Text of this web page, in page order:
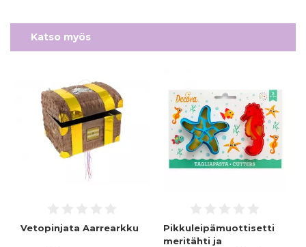
Katso myös
Vetopinjata Aarrearkku
Pikkuleipämuottisetti
meritähti ja